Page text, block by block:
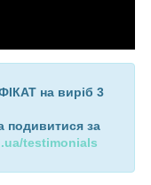
на виріб 3
подивитися за
testimonials